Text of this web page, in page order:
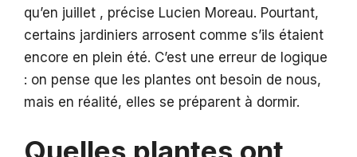
qu’en juillet , précise Lucien Moreau. Pourtant,
certains jardiniers arrosent comme s’ils étaient
encore en plein été. C’est une erreur de logique
: on pense que les plantes ont besoin de nous,
mais en réalité, elles se préparent à dormir.